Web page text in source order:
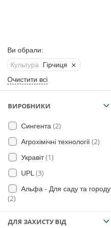
0 800 203
302
по Україні
+38 (096) 733
+38 (066) 733
733 0
733 0
info@hectare.ua
Ви обрали:
Культура :Гірчиця
Очистити всі
ВИРОБНИКИ
Сингента (2)
Агрохімічні технології (2)
Укравіт(1)
UPL (3)
Альфа - Для саду та городу
(2)
ДЛЯ ЗАХИСТУ ВІД